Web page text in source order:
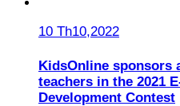
10 Th10,2022
KidsOnline sponsors
teachers in the 2021
Development Contest